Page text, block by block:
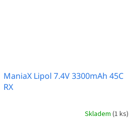
ManiaX Lipol 7.4V 3300mAh 45C
RX
Skladem (1 ks)